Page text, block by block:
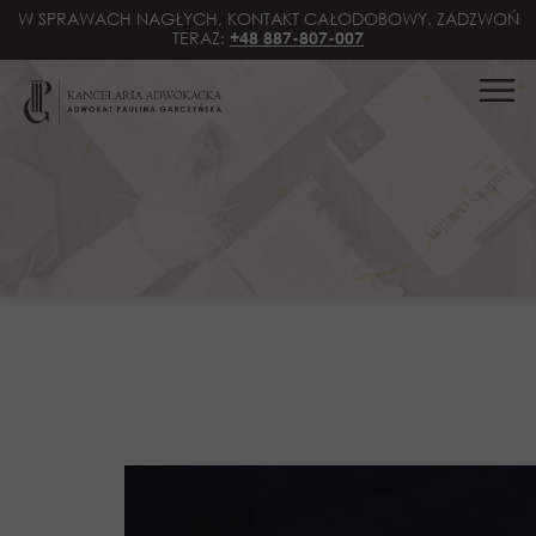
W SPRAWACH NAGŁYCH, KONTAKT CAŁODOBOWY. ZADZWOŃ
TERAZ: +48 887-807-007